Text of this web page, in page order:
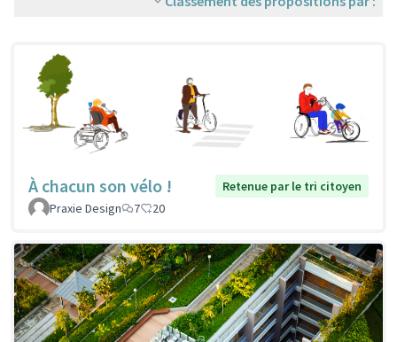
À chacun son vélo !
Retenue par le tri citoyen
Praxie Design
7 20